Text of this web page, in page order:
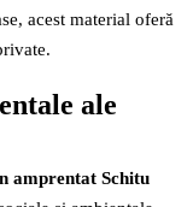
acest material oferă
ale
amprentat Schitu